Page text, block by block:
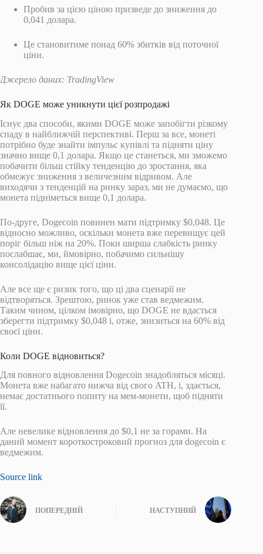
Пробив за цією ціною призведе до зниження до
0,041 долара.
Це становитиме понад 60% збитків від поточної
ціни.
Джерело даних: TradingView
Як DOGE може уникнути цієї розпродажі
Існує два способи, якими DOGE може запобігти різкому
спаду в найближчій перспективі. Перш за все, монеті
потрібно буде знайти імпульс купівлі та підняти ціну
значно вище 0,1 долара. Якщо це станеться, ми зможемо
побачити більш стійку тенденцію до зростання, яка
обмежує зниження з величезним відривом. Але
виходячи з тенденцій на ринку зараз, ми не думаємо, що
монета підніметься вище 0,1 долара.
По-друге, Dogecoin повинен мати підтримку $0,048. Це
відносно можливо, оскільки монета вже перевищує цей
поріг більш ніж на 20%. Поки ширша слабкість ринку
послабшає, ми, ймовірно, побачимо сильнішу
консолідацію вище цієї ціни.
Але все ще є ризик того, що ці два сценарії не
відтворяться. Зрештою, ринок уже став ведмежим.
Таким чином, цілком імовірно, що DOGE не вдасться
зберегти підтримку $0,048 і, отже, знизиться на 60% від
своєї ціни.
Коли DOGE відновиться?
Для повного відновлення Dogecoin знадобляться місяці.
Монета вже набагато нижча від свого ATH, і, здається,
немає достатнього попиту на мем-монети, щоб підняти
її.
Але невелике відновлення до $0,1 не за горами. На
даний момент короткостроковий прогноз для dogecoin є
ведмежим.
Source link
ПОПЕРЕДНІЙ НАСТУПНИЙ